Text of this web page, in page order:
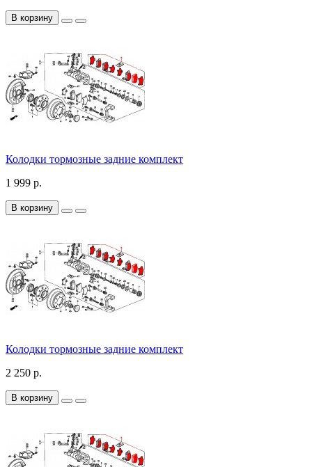
В корзину
Колодки тормозные задние комплект
1 999 р.
В корзину
Колодки тормозные задние комплект
2 250 р.
В корзину